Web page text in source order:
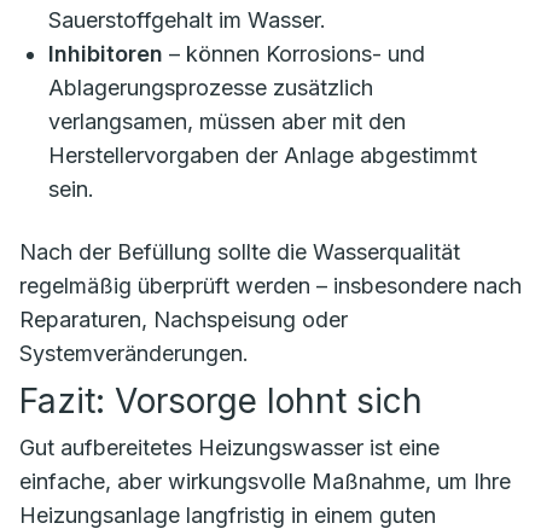
Sauerstoffgehalt im Wasser.
Inhibitoren – können Korrosions- und
Ablagerungsprozesse zusätzlich
verlangsamen, müssen aber mit den
Herstellervorgaben der Anlage abgestimmt
sein.
Nach der Befüllung sollte die Wasserqualität
regelmäßig überprüft werden – insbesondere nach
Reparaturen, Nachspeisung oder
Systemveränderungen.
Fazit: Vorsorge lohnt sich
Gut aufbereitetes Heizungswasser ist eine
einfache, aber wirkungsvolle Maßnahme, um Ihre
Heizungsanlage langfristig in einem guten